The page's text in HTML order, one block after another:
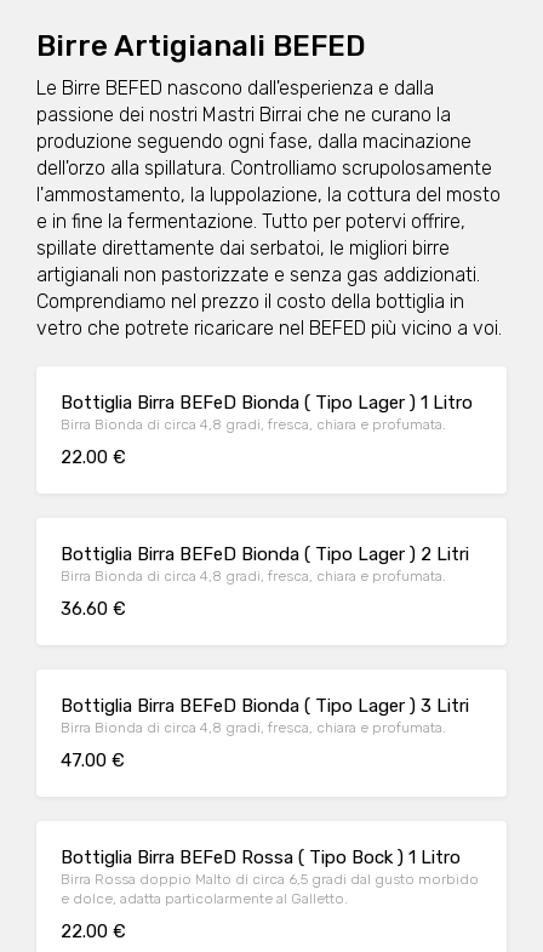
Birre Artigianali BEFED
Le Birre BEFED nascono dall'esperienza e dalla
passione dei nostri Mastri Birrai che ne curano la
produzione seguendo ogni fase, dalla macinazione
dell'orzo alla spillatura. Controlliamo scrupolosamente
l'ammostamento, la luppolazione, la cottura del mosto
e in fine la fermentazione. Tutto per potervi offrire,
spillate direttamente dai serbatoi, le migliori birre
artigianali non pastorizzate e senza gas addizionati.
Comprendiamo nel prezzo il costo della bottiglia in
vetro che potrete ricaricare nel BEFED più vicino a voi.
Bottiglia Birra BEFeD Bionda ( Tipo Lager ) 1 Litro
Birra Bionda di circa 4,8 gradi, fresca, chiara e profumata.
22.00 €
Bottiglia Birra BEFeD Bionda ( Tipo Lager ) 2 Litri
Birra Bionda di circa 4,8 gradi, fresca, chiara e profumata.
36.60 €
Bottiglia Birra BEFeD Bionda ( Tipo Lager ) 3 Litri
Birra Bionda di circa 4,8 gradi, fresca, chiara e profumata.
47.00 €
Bottiglia Birra BEFeD Rossa ( Tipo Bock ) 1 Litro
Birra Rossa doppio Malto di circa 6,5 gradi dal gusto morbido
e dolce, adatta particolarmente al Galletto.
22.00 €